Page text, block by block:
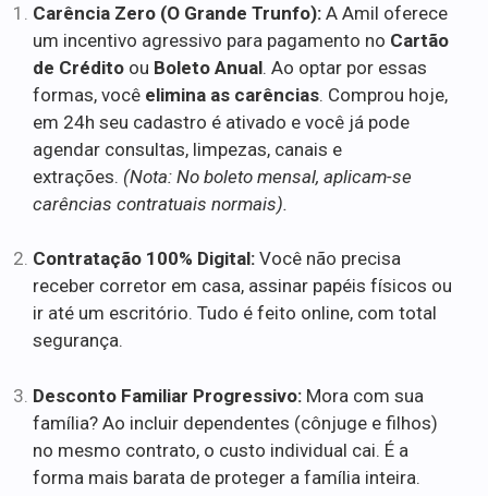
Carência Zero (O Grande Trunfo): A Amil oferece
um incentivo agressivo para pagamento no Cartão
de Crédito ou Boleto Anual. Ao optar por essas
formas, você elimina as carências. Comprou hoje,
em 24h seu cadastro é ativado e você já pode
agendar consultas, limpezas, canais e
extrações. (Nota: No boleto mensal, aplicam-se
carências contratuais normais).
Contratação 100% Digital: Você não precisa
receber corretor em casa, assinar papéis físicos ou
ir até um escritório. Tudo é feito online, com total
segurança.
Desconto Familiar Progressivo: Mora com sua
família? Ao incluir dependentes (cônjuge e filhos)
no mesmo contrato, o custo individual cai. É a
forma mais barata de proteger a família inteira.